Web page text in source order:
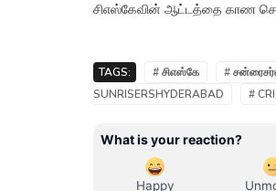
சிஎஸ்கேவின் ஆட்டத்தை காண சென்ற
TAGS: # சிஎஸ்கே #
SUNRISERSHYDERABAD
#